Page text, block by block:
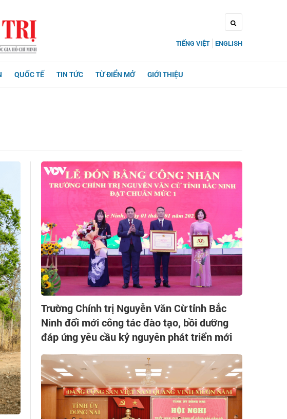
TIẾNG VIỆT ENGLISH
QUỐC TẾ TIN TỨC TỪ ĐIỂN MỞ GIỚI THIỆU
Trường Chính trị Nguyễn Văn Cừ tỉnh Bắc
Ninh đổi mới công tác đào tạo, bồi dưỡng
đáp ứng yêu cầu kỷ nguyên phát triển mới